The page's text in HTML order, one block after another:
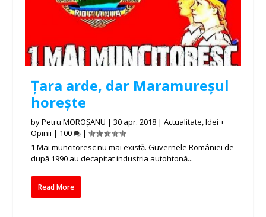
Țara arde, dar Maramureșul
horește
byPetru MOROȘANU |30 apr. 2018 |Actualitate ,Idei +
Opinii | 100
|
1 Mai muncitoresc nu mai există. Guvernele României de
după 1990 au decapitat industria autohtonă...
Read More